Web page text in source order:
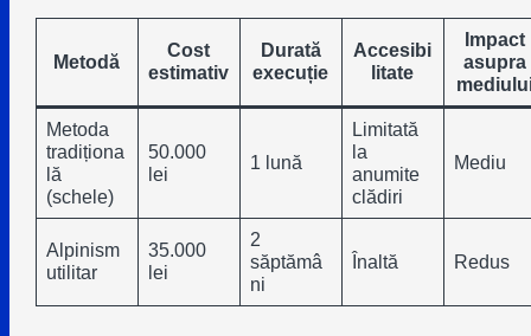
Metodă
Cost
estimativ
Durată
execuție
Accesibi
litate
Impact
asupra
Metoda
tradiționa
lă
(schele)
50.000
lei
1 lună
Limitată
la
anumite
clădiri
Mediu
Alpinism
utilitar
35.000
lei
2
săptămâ
ni
Înaltă Redus